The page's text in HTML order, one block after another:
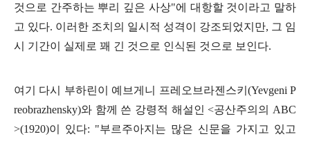
것으로 간주하는 뿌리 깊은 사상"에 대항할 것이라고 말하
고 있다. 이러한 조치의 일시적 성격이 강조되었지만, 그 임
시 기간이 실제로 꽤 긴 것으로 인식된 것으로 보인다.
여기 다시 부하린이 예브게니 프레오브라젠스키 (Yevgeni P
reobrazhensky)와 함께 쓴 강령적 해설인 <공산주의의 ABC
>(1920)이 있다: "부르주아지는 많은 신문을 가지고 있고